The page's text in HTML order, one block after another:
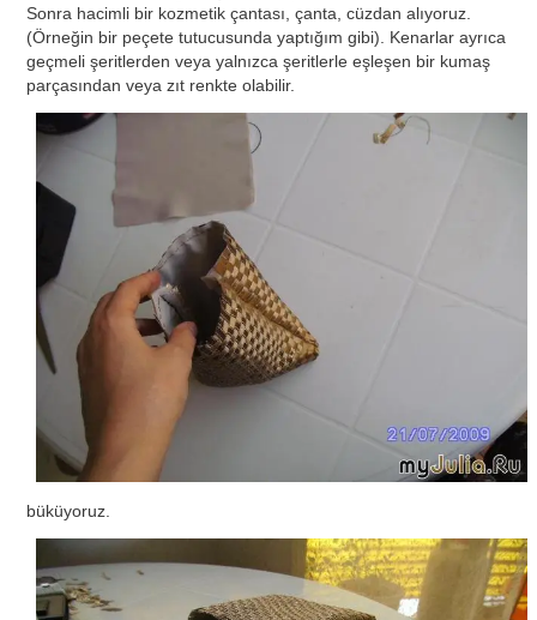
Sonra hacimli bir kozmetik çantası, çanta, cüzdan alıyoruz.
(Örneğin bir peçete tutucusunda yaptığım gibi). Kenarlar ayrıca
geçmeli şeritlerden veya yalnızca şeritlerle eşleşen bir kumaş
parçasından veya zıt renkte olabilir.
büküyoruz.